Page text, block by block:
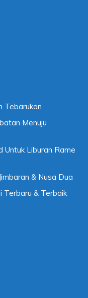
Tebarukan
Menuju
Untuk Liburan Rame
& Nusa Dua
Terbaru & Terbaik